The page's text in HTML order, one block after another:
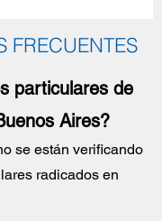
FRECUENTES
particulares de
Aires?
se están verificando
radicados en